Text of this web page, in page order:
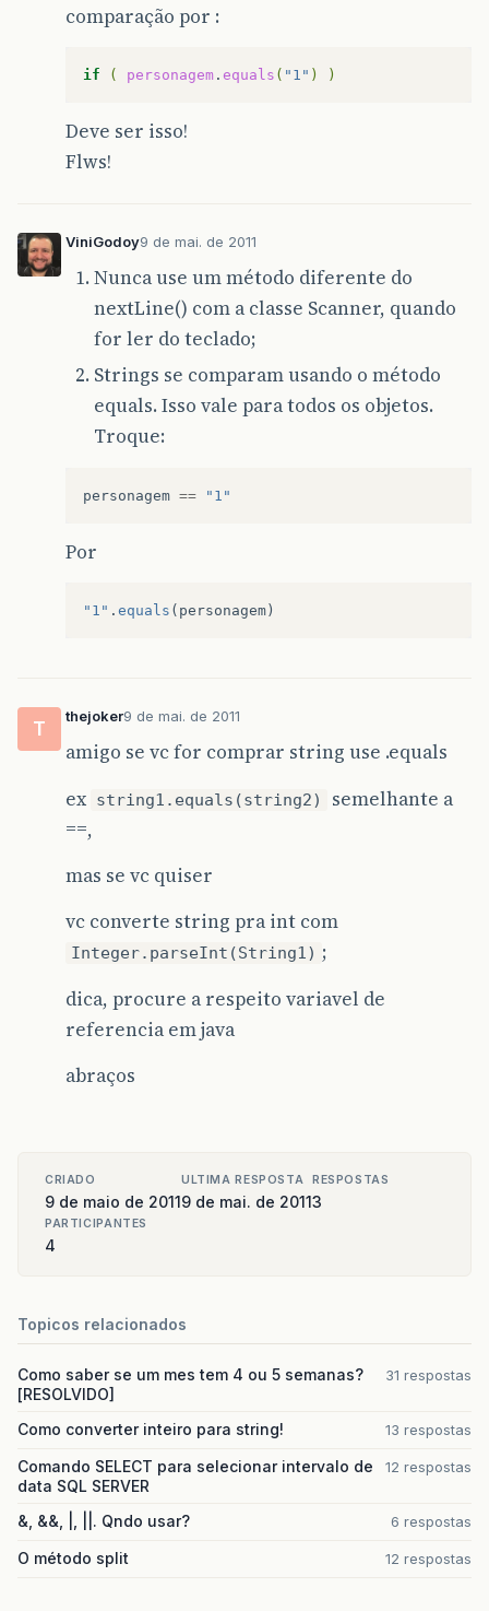
comparação por :
if ( personagem . equals ( "1" ) )
Deve ser isso!
Flws!
ViniGodoy9 de mai. de 2011
Nunca use um método diferente do
nextLine() com a classe Scanner, quando
for ler do teclado;
Strings se comparam usando o método
equals. Isso vale para todos os objetos.
Troque:
personagem == "1"
Por
"1" . equals ( personagem )
T
thejoker9 de mai. de 2011
amigo se vc for comprar string use .equals
ex string1.equals(string2)
semelhante a
==,
mas se vc quiser
vc converte string pra int com
Integer.parseInt(String1) ;
dica, procure a respeito variavel de
referencia em java
abraços
CRIADO
9 de maio de 2011
ULTIMA RESPOSTA
9 de mai. de 2011
RESPOSTAS
3
PARTICIPANTES
4
Topicos relacionados
Como saber se um mes tem 4 ou 5 semanas?
[RESOLVIDO]
31 respostas
Como converter inteiro para string! 13 respostas
Comando SELECT para selecionar intervalo de
data SQL SERVER
12 respostas
&, &&, |, ||. Qndo usar? 6 respostas
O método split 12 respostas